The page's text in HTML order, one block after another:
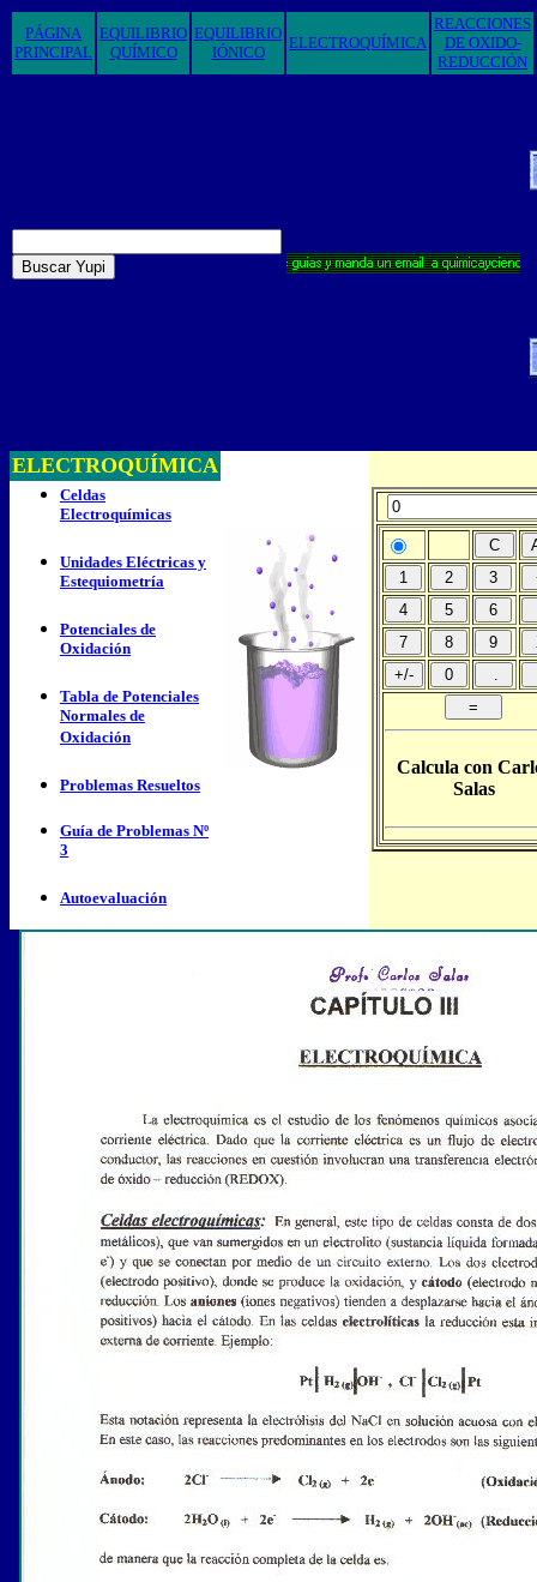
PÁGINA
PRINCIPAL
EQUILIBRIO
QUÍMICO
EQUILIBRIO
IÓNICO
ELECTROQUÍMICA
REACCIONES
DE OXIDO-
REDUCCIÓN
ELECTROQUÍMICA
Calcula con
Salas
Celdas
Electroquímicas
Unidades Eléctricas y
Estequiometría
Potenciales de
Oxidación
Tabla de Potenciales
Normales de
Oxidación
Problemas Resueltos
Guía de Problemas Nº
3
Autoevaluación